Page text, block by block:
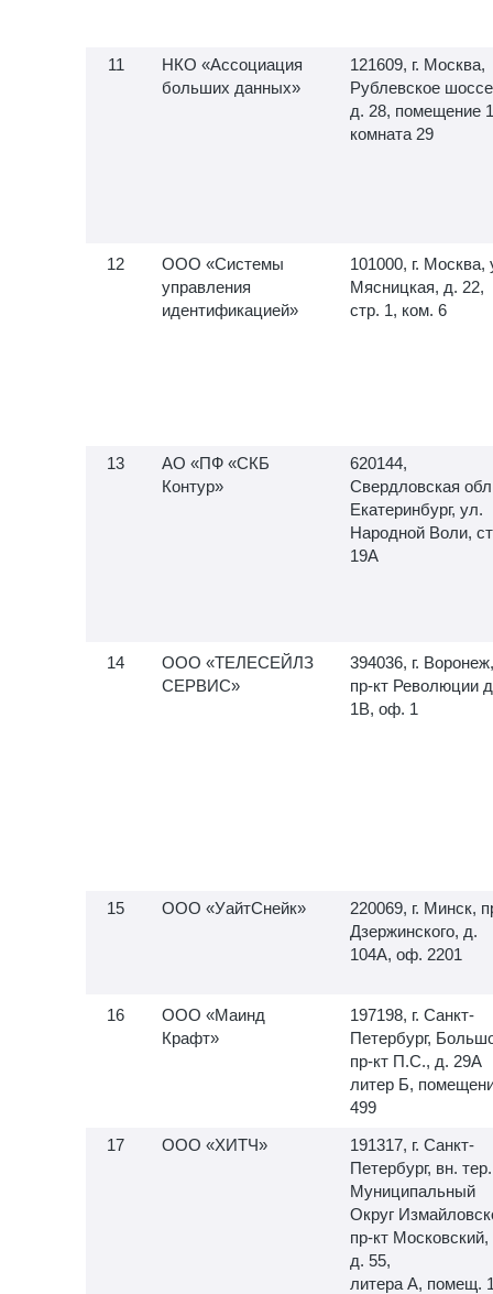
НКО «Ассоциация
больших данных»
121609, г. Москва,
Рублевское
д. 28, помещение
комната 29
ООО «Системы
управления
идентификацией»
101000, г. Москва,
Мясницкая, д. 22,
стр. 1, ком. 6
АО «ПФ «СКБ
Контур»
620144,
Свердловская
Екатеринбург, ул.
Народной Воли,
19А
ООО «ТЕЛЕСЕЙЛЗ
СЕРВИС»
394036, г. Воронеж,
пр-кт Революции
1В, оф. 1
ООО «УайтСнейк»
220069, г. Минск,
Дзержинского, д.
104А, оф. 2201
ООО «Маинд
Крафт»
197198, г. Санкт-
Петербург,
пр-кт П.С., д. 29А
литер Б,
499
ООО «ХИТЧ»
191317, г. Санкт-
Петербург, вн. тер.
Муниципальный
Округ
пр-кт Московский,
д. 55,
литера А, помещ.